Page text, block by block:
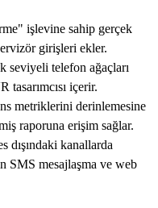
işlevine sahip gerçek
girişleri ekler.
seviyeli telefon ağaçları
içerir.
metriklerini derinlemesine
raporuna erişim sağlar.
dışındaki kanallarda
SMS mesajlaşma ve web